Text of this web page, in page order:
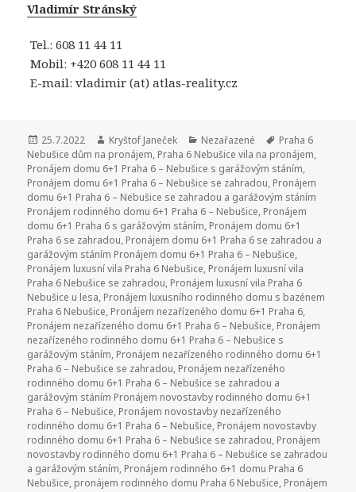
Vladimír Stránský
Tel.: 608 11 44 11
Mobil: +420 608 11 44 11
E-mail: vladimir (at) atlas-reality.cz
Publikováno:
25.7.2022 Autor:
Kryštof Janeček Rubriky:
Nezařazené Štítky:
Praha 6
Nebušice dům na pronájem, Praha 6 Nebušice vila na pronájem,
Pronájem domu 6+1 Praha 6 – Nebušice s garážovým stáním,
Pronájem domu 6+1 Praha 6 – Nebušice se zahradou, Pronájem
domu 6+1 Praha 6 – Nebušice se zahradou a garážovým stáním
Pronájem rodinného domu 6+1 Praha 6 – Nebušice, Pronájem
domu 6+1 Praha 6 s garážovým stáním, Pronájem domu 6+1
Praha 6 se zahradou, Pronájem domu 6+1 Praha 6 se zahradou a
garážovým stáním Pronájem domu 6+1 Praha 6 – Nebušice,
Pronájem luxusní vila Praha 6 Nebušice, Pronájem luxusní vila
Praha 6 Nebušice se zahradou, Pronájem luxusní vila Praha 6
Nebušice u lesa, Pronájem luxusního rodinného domu s bazénem
Praha 6 Nebušice, Pronájem nezařízeného domu 6+1 Praha 6,
Pronájem nezařízeného domu 6+1 Praha 6 – Nebušice, Pronájem
nezařízeného rodinného domu 6+1 Praha 6 – Nebušice s
garážovým stáním, Pronájem nezařízeného rodinného domu 6+1
Praha 6 – Nebušice se zahradou, Pronájem nezařízeného
rodinného domu 6+1 Praha 6 – Nebušice se zahradou a
garážovým stáním Pronájem novostavby rodinného domu 6+1
Praha 6 – Nebušice, Pronájem novostavby nezařízeného
rodinného domu 6+1 Praha 6 – Nebušice, Pronájem novostavby
rodinného domu 6+1 Praha 6 – Nebušice se zahradou, Pronájem
novostavby rodinného domu 6+1 Praha 6 – Nebušice se zahradou
a garážovým stáním, Pronájem rodinného 6+1 domu Praha 6
Nebušice, pronájem rodinného domu Praha 6 Nebušice, Pronájem